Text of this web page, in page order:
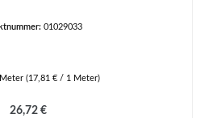
01029033
(17,81 € / 1 Meter)
Regulärer Preis:
26,72 €